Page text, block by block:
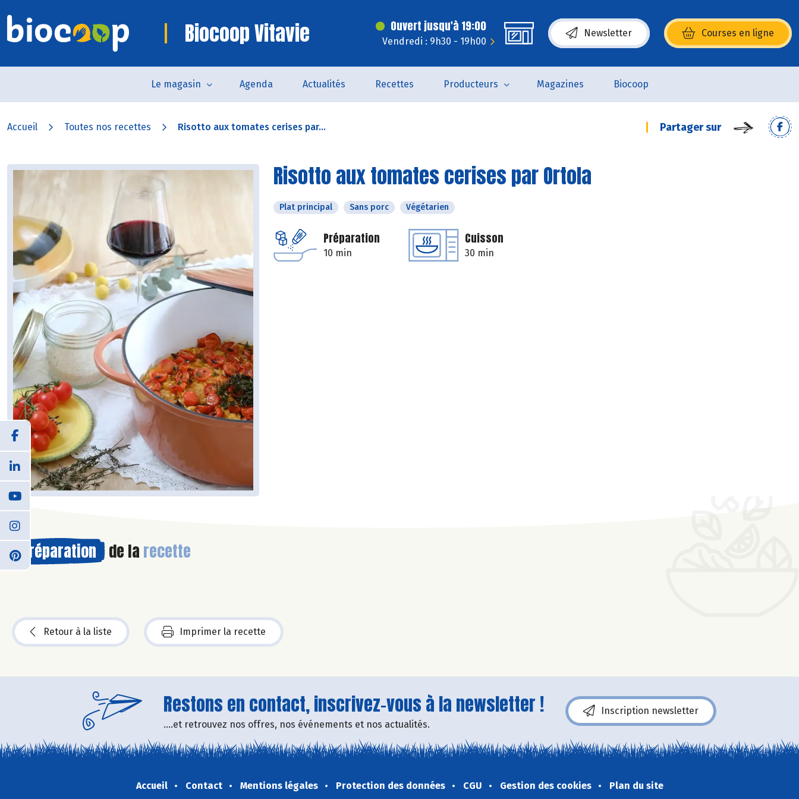
Biocoop Vitavie Ouvert jusqu'à 19:00
Vendredi : 9h30 - 19h00
Newsletter Courses en ligne
(s’ouvre dans une nouvelle fenêtre)
Le magasin Agenda Actualités Recettes Producteurs Magazines Biocoop
Accueil Toutes nos recettes Risotto aux tomates cerises par... Partager sur
Risotto aux tomates cerises par Ortola
Plat principal Sans porc Végétarien
Préparation
10 min
Cuisson
30 min
Préparation de la recette
Retour à la liste Imprimer la recette
Restons en contact, inscrivez-vous à la newsletter !
....et retrouvez nos offres, nos événements et nos actualités.
Inscription newsletter
Accueil Contact Mentions légales Protection des données CGU Gestion des cookies Plan du site